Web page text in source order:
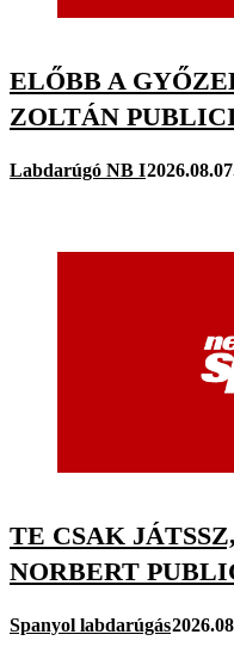
ELŐBB A
ZOLTÁN
Labdarúgó NB I
TE CSAK
NORBERT
Spanyol labdarúgás